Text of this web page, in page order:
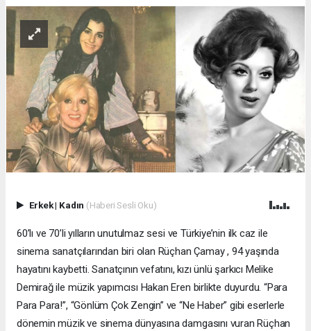
Erkek| Kadın (Haberi Sesli Oku)
60’lı ve 70’li yılların unutulmaz sesi ve Türkiye’nin ilk caz ile
sinema sanatçılarından biri olan Rüçhan Çamay , 94 yaşında
hayatını kaybetti. Sanatçının vefatını, kızı ünlü şarkıcı Melike
Demirağ ile müzik yapımcısı Hakan Eren birlikte duyurdu. “Para
Para Para!”, “Gönlüm Çok Zengin” ve “Ne Haber” gibi eserlerle
dönemin müzik ve sinema dünyasına damgasını vuran Rüçhan